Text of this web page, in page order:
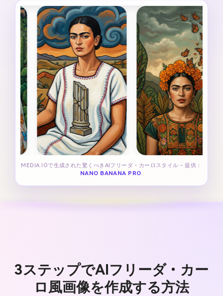
MEDIA.IOで生成された驚くべきAIフリーダ・カーロスタイル - 提供：
NANO BANANA PRO.
3ステップでAIフリーダ・カー
ロ風画像を作成する方法